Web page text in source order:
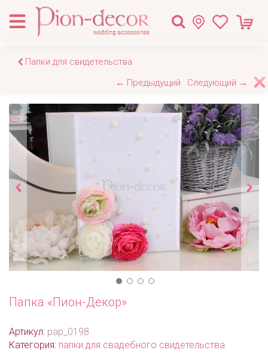
Папки для свидетельства
← Предыдущий
Следующий →
Папка «Пион-Декор»
Артикул: pap_0198
Категория: папки для свадебного свидетельства